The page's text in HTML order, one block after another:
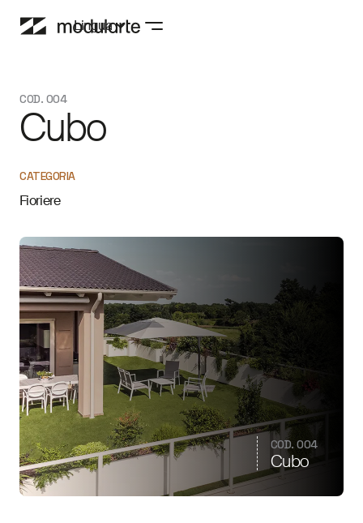
Lingua
COD. 004
Cubo
CATEGORIA
Fioriere
COD. 004
Cubo